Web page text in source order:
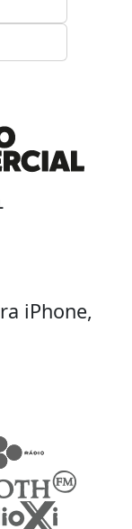
iPhone,